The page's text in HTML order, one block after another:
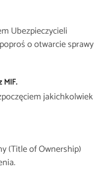
Ubezpieczycieli
o otwarcie sprawy
MIF.
jakichkolwiek
(Title of Ownership)